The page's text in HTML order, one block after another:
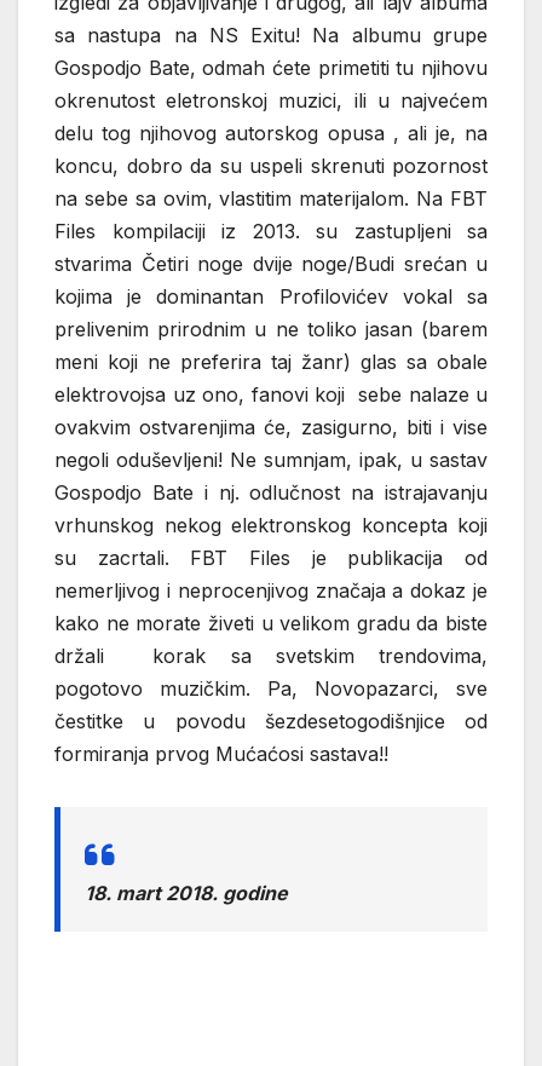
sa nastupa na NS Exitu! Na albumu grupe
Gospodjo Bate, odmah ćete primetiti tu njihovu
okrenutost eletronskoj muzici, ili u najvećem
delu tog njihovog autorskog opusa , ali je, na
koncu, dobro da su uspeli skrenuti pozornost
na sebe sa ovim, vlastitim materijalom. Na FBT
Files kompilaciji iz 2013. su zastupljeni sa
stvarima Četiri noge dvije noge/Budi srećan u
kojima je dominantan Profilovićev vokal sa
prelivenim prirodnim u ne toliko jasan (barem
meni koji ne preferira taj žanr) glas sa obale
elektrovojsa uz ono, fanovi koji sebe nalaze u
ovakvim ostvarenjima će, zasigurno, biti i vise
negoli oduševljeni! Ne sumnjam, ipak, u sastav
Gospodjo Bate i nj. odlučnost na istrajavanju
vrhunskog nekog elektronskog koncepta koji
su zacrtali. FBT Files je publikacija od
nemerljivog i neprocenjivog značaja a dokaz je
kako ne morate živeti u velikom gradu da biste
držali korak sa svetskim trendovima,
pogotovo muzičkim. Pa, Novopazarci, sve
čestitke u povodu šezdesetogodišnjice od
formiranja prvog Mućaćosi sastava!!
18. mart 2018. godine